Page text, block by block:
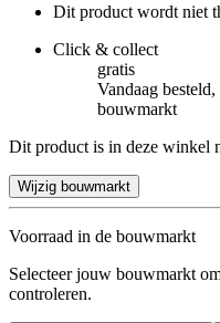
Dit product wordt niet
Click & collect
gratis
Vandaag
bouwmarkt
Dit product is in deze winkel
Wijzig bouwmarkt
Voorraad in de bouwmarkt
Selecteer jouw bouwmarkt
controleren.